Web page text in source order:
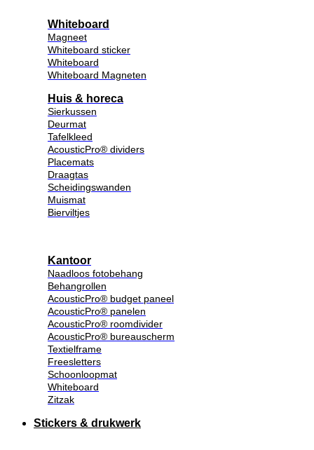
Whiteboard
Magneet
Whiteboard sticker
Whiteboard
Whiteboard Magneten
Huis & horeca
Sierkussen
Deurmat
Tafelkleed
AcousticPro® dividers
Placemats
Draagtas
Scheidingswanden
Muismat
Bierviltjes
Kantoor
Naadloos fotobehang
Behangrollen
AcousticPro® budget paneel
AcousticPro® panelen
AcousticPro® roomdivider
AcousticPro® bureauscherm
Textielframe
Freesletters
Schoonloopmat
Whiteboard
Zitzak
Stickers & drukwerk